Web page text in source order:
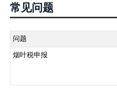
常见问题
问题
烟叶税申报